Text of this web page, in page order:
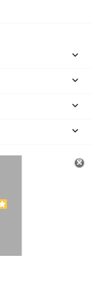



keyboard_arrow_down